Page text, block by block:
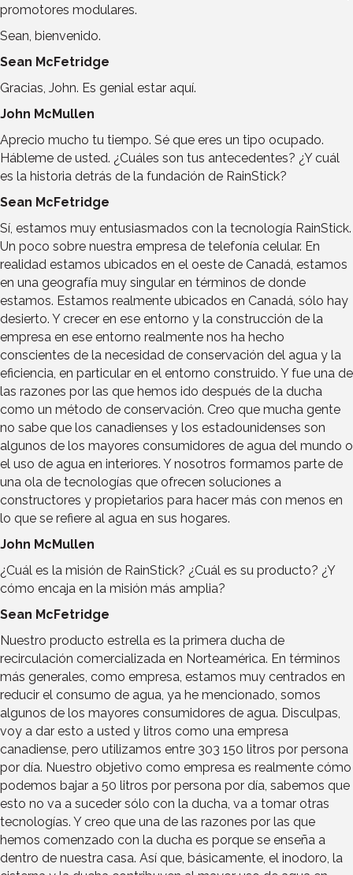
promotores modulares.
Sean, bienvenido.
Sean McFetridge
Gracias, John. Es genial estar aquí.
John McMullen
Aprecio mucho tu tiempo. Sé que eres un tipo ocupado.
Hábleme de usted. ¿Cuáles son tus antecedentes? ¿Y cuál
es la historia detrás de la fundación de RainStick?
Sean McFetridge
Sí, estamos muy entusiasmados con la tecnología RainStick.
Un poco sobre nuestra empresa de telefonía celular. En
realidad estamos ubicados en el oeste de Canadá, estamos
en una geografía muy singular en términos de donde
estamos. Estamos realmente ubicados en Canadá, sólo hay
desierto. Y crecer en ese entorno y la construcción de la
empresa en ese entorno realmente nos ha hecho
conscientes de la necesidad de conservación del agua y la
eficiencia, en particular en el entorno construido. Y fue una de
las razones por las que hemos ido después de la ducha
como un método de conservación. Creo que mucha gente
no sabe que los canadienses y los estadounidenses son
algunos de los mayores consumidores de agua del mundo o
el uso de agua en interiores. Y nosotros formamos parte de
una ola de tecnologías que ofrecen soluciones a
constructores y propietarios para hacer más con menos en
lo que se refiere al agua en sus hogares.
John McMullen
¿Cuál es la misión de RainStick? ¿Cuál es su producto? ¿Y
cómo encaja en la misión más amplia?
Sean McFetridge
Nuestro producto estrella es la primera ducha de
recirculación comercializada en Norteamérica. En términos
más generales, como empresa, estamos muy centrados en
reducir el consumo de agua, ya he mencionado, somos
algunos de los mayores consumidores de agua. Disculpas,
voy a dar esto a usted y litros como una empresa
canadiense, pero utilizamos entre 303 150 litros por persona
por día. Nuestro objetivo como empresa es realmente cómo
podemos bajar a 50 litros por persona por día, sabemos que
esto no va a suceder sólo con la ducha, va a tomar otras
tecnologías. Y creo que una de las razones por las que
hemos comenzado con la ducha es porque se enseña a
dentro de nuestra casa. Así que, básicamente, el inodoro, la